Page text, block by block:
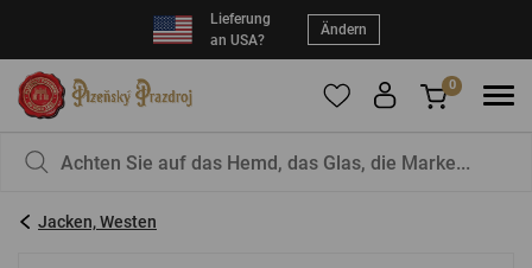
Lieferung
an USA?
Ändern
registrieren Sie sich
0
schade?
Jacken, Westen